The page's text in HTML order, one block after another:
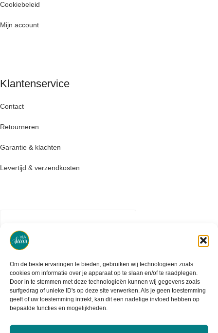
Om de beste ervaringen te bieden, gebruiken wij technologieën zoals
cookies om informatie over je apparaat op te slaan en/of te raadplegen.
Door in te stemmen met deze technologieën kunnen wij gegevens zoals
surfgedrag of unieke ID's op deze site verwerken. Als je geen toestemming
geeft of uw toestemming intrekt, kan dit een nadelige invloed hebben op
bepaalde functies en mogelijkheden.
Cookiebeleid
Mijn account
Klantenservice
Contact
Retourneren
Garantie & klachten
Levertijd & verzendkosten